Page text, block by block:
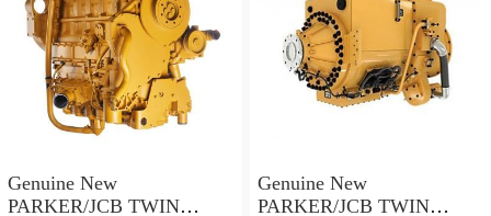
Genuine New
PARKER/JCB TWIN
Genuine New
PARKER/JCB TWIN